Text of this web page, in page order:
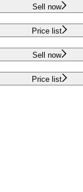
Sell now
Price list
Sell now
Price list